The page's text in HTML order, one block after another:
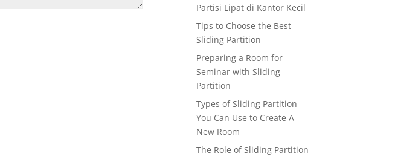
Partisi Lipat di Kantor Kecil
Tips to Choose the Best
Sliding Partition
Preparing a Room for
Seminar with Sliding
Partition
Types of Sliding Partition
You Can Use to Create A
New Room
The Role of Sliding Partition